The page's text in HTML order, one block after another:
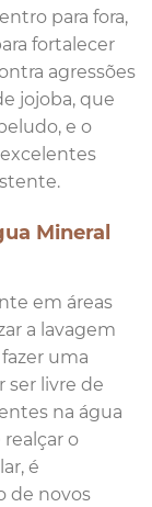
para fora,
fortalecer
agressões
jojoba, que
e o
Mineral
em áreas
a lavagem
uma
ser livre de
na água
realçar o
é
de novos